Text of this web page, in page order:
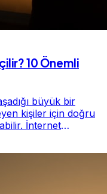
10 Önemli
büyük bir
kişiler için doğru
İnternet